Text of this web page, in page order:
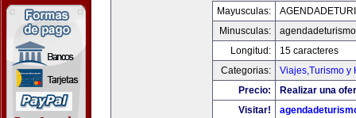
Mayusculas:
Minusculas:
Longitud:
15 caracteres
Categorias:
Viajes,Turismo y
Precio:
Realizar una
Visitar!